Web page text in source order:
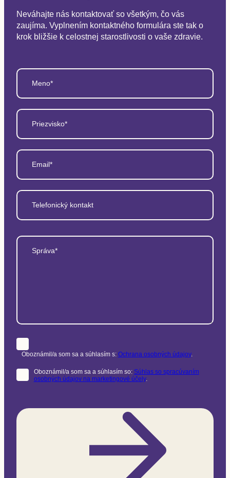
Neváhajte nás kontaktovať so všetkým, čo vás
zaujíma. Vyplnením kontaktného formulára ste tak o
krok bližšie k celostnej starostlivosti o vaše zdravie.
Meno*
Priezvisko*
Email*
Telefonický kontakt
Správa*
Oboznámil/a som sa a súhlasím s: Ochrana osobných údajov.
Oboznámil/a som sa a súhlasím so: Súhlas so spracúvaním
osobných údajov na marketingové účely.